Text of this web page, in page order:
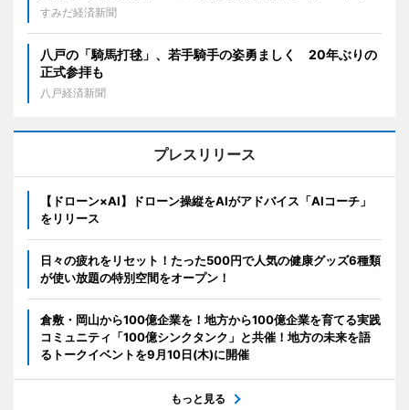
すみだ経済新聞
八戸の「騎馬打毬」、若手騎手の姿勇ましく 20年ぶりの
正式参拝も
八戸経済新聞
プレスリリース
【ドローン×AI】ドローン操縦をAIがアドバイス「AIコーチ」
をリリース
日々の疲れをリセット！たった500円で人気の健康グッズ6種類
が使い放題の特別空間をオープン！
倉敷・岡山から100億企業を！地方から100億企業を育てる実践
コミュニティ「100億シンクタンク」と共催！地方の未来を語
るトークイベントを9月10日(木)に開催
もっと見る